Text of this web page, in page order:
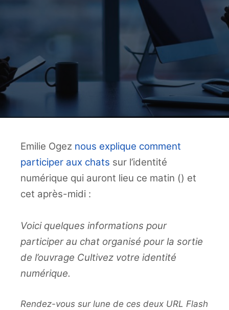
Emilie Ogez nous explique comment
participer aux chats sur l’identité
numérique qui auront lieu ce matin () et
cet après-midi :
Voici quelques informations pour
participer au chat organisé pour la sortie
de l’ouvrage Cultivez votre identité
numérique.
Rendez-vous sur lune de ces deux URL Flash